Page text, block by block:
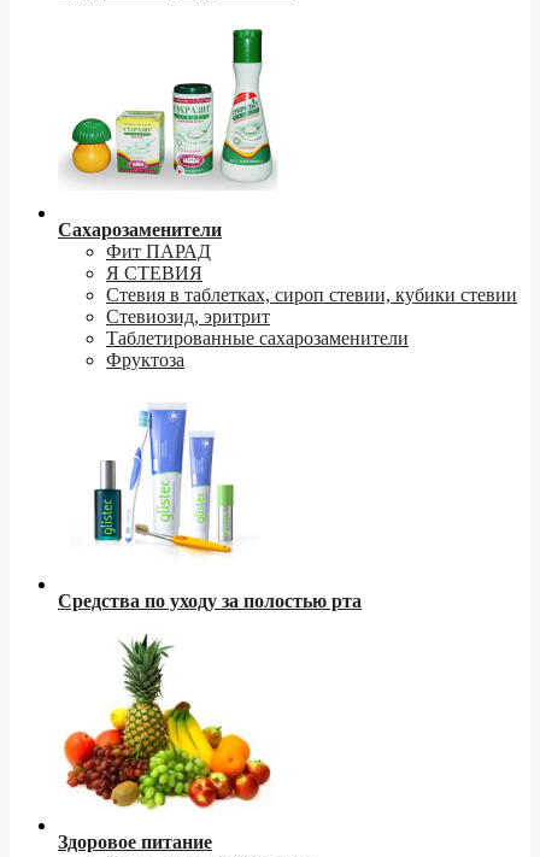
Сахарозаменители
Фит ПАРАД
Я СТЕВИЯ
Стевия в таблетках, сироп стевии, кубики стевии
Стевиозид, эритрит
Таблетированные сахарозаменители
Фруктоза
Средства по уходу за полостью рта
Здоровое питание